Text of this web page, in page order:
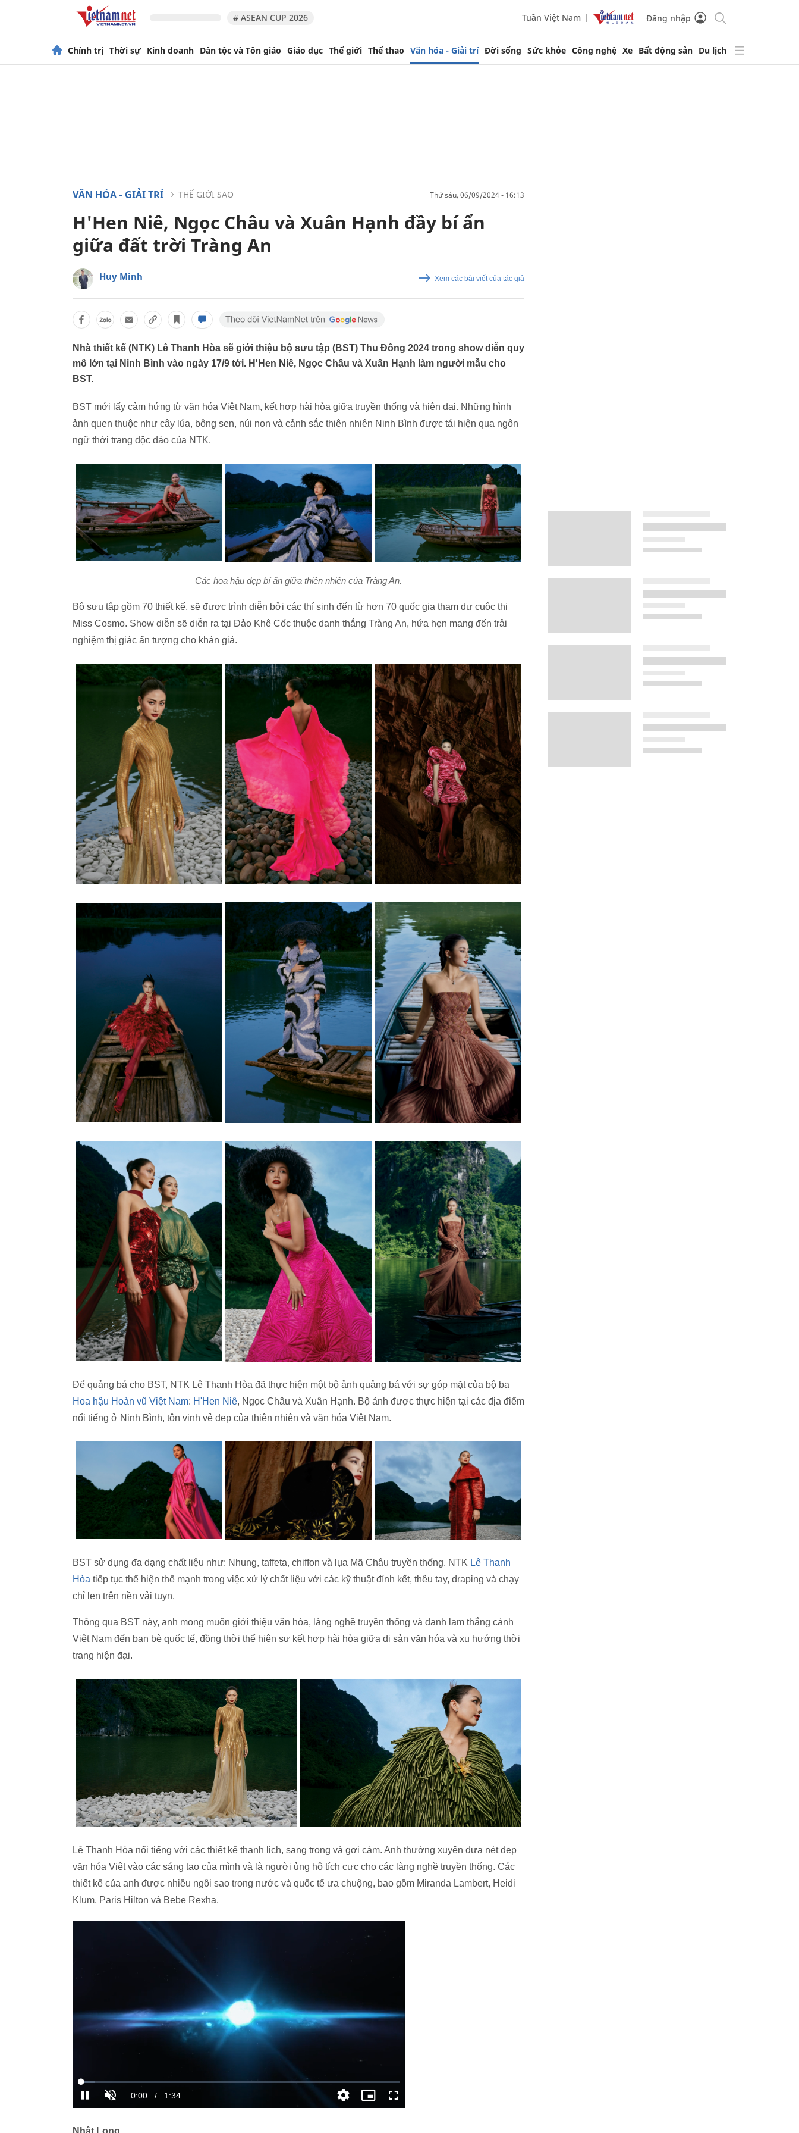
# ASEAN CUP 2026 Tuần Việt Nam Đăng nhập
Chính trị Thời sự Kinh doanh Dân tộc và Tôn giáo Giáo dục Thế giới Thể thao Văn hóa - Giải trí Đời sống Sức khỏe Công nghệ Xe Bất động sản Du lịch
VĂN HÓA - GIẢI TRÍ THẾ GIỚI SAO thứ sáu, 06/09/2024 - 16:13
H'Hen Niê, Ngọc Châu và Xuân Hạnh đầy bí ẩn
giữa đất trời Tràng An
Huy Minh Xem các bài viết của tác giả
Nhà thiết kế (NTK) Lê Thanh Hòa sẽ giới thiệu bộ sưu tập (BST) Thu Đông 2024 trong show diễn quy
mô lớn tại Ninh Bình vào ngày 17/9 tới. H'Hen Niê, Ngọc Châu và Xuân Hạnh làm người mẫu cho
BST.
BST mới lấy cảm hứng từ văn hóa Việt Nam, kết hợp hài hòa giữa truyền thống và hiện đại. Những hình
ảnh quen thuộc như cây lúa, bông sen, núi non và cảnh sắc thiên nhiên Ninh Bình được tái hiện qua ngôn
ngữ thời trang độc đáo của NTK.
Các hoa hậu đẹp bí ẩn giữa thiên nhiên của Tràng An.
Bộ sưu tập gồm 70 thiết kế, sẽ được trình diễn bởi các thí sinh đến từ hơn 70 quốc gia tham dự cuộc thi
Miss Cosmo. Show diễn sẽ diễn ra tại Đảo Khê Cốc thuộc danh thắng Tràng An, hứa hẹn mang đến trải
nghiệm thị giác ấn tượng cho khán giả.
Để quảng bá cho BST, NTK Lê Thanh Hòa đã thực hiện một bộ ảnh quảng bá với sự góp mặt của bộ ba
Hoa hậu Hoàn vũ Việt Nam: H'Hen Niê, Ngọc Châu và Xuân Hạnh. Bộ ảnh được thực hiện tại các địa điểm
nổi tiếng ở Ninh Bình, tôn vinh vẻ đẹp của thiên nhiên và văn hóa Việt Nam.
BST sử dụng đa dạng chất liệu như: Nhung, taffeta, chiffon và lụa Mã Châu truyền thống. NTK Lê Thanh
Hòa tiếp tục thể hiện thế mạnh trong việc xử lý chất liệu với các kỹ thuật đính kết, thêu tay, draping và chạy
chỉ len trên nền vải tuyn.
Thông qua BST này, anh mong muốn giới thiệu văn hóa, làng nghề truyền thống và danh lam thắng cảnh
Việt Nam đến bạn bè quốc tế, đồng thời thể hiện sự kết hợp hài hòa giữa di sản văn hóa và xu hướng thời
trang hiện đại.
Lê Thanh Hòa nổi tiếng với các thiết kế thanh lịch, sang trọng và gợi cảm. Anh thường xuyên đưa nét đẹp
văn hóa Việt vào các sáng tạo của mình và là người ủng hộ tích cực cho các làng nghề truyền thống. Các
thiết kế của anh được nhiều ngôi sao trong nước và quốc tế ưa chuộng, bao gồm Miranda Lambert, Heidi
Klum, Paris Hilton và Bebe Rexha.
Nhật Long